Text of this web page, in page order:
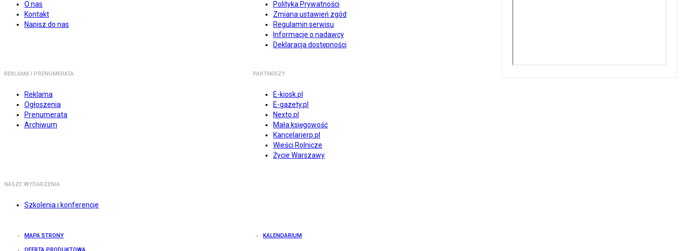
O nas
Kontakt
Napisz do nas
Polityka Prywatności
Zmiana ustawień zgód
Regulamin serwisu
Informacje o nadawcy
Deklaracja dostępności
REKLAMA I PRENUMERATA
Reklama
Ogłoszenia
Prenumerata
Archiwum
PARTNERZY
E-kiosk.pl
E-gazety.pl
Nexto.pl
Mała księgowość
Kancelarierp.pl
Wieści Rolnicze
Życie Warszawy
NASZE WYDARZENIA
Szkolenia i konferencje
MAPA STRONY KALENDARIUM